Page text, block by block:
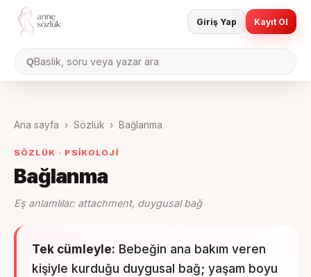
QBaslik, soru veya yazar ara
Giriş Yap Kayıt Ol
Ana sayfa › Sözlük › Bağlanma
SÖZLÜK · PSIKOLOJI
Bağlanma
Eş anlamlılar: attachment, duygusal bağ
Tek cümleyle: Bebeğin ana bakım veren
kişiyle kurduğu duygusal bağ; yaşam boyu